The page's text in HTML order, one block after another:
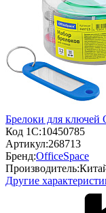
Брелоки для ключей
Код 1С:10450785
Артикул:268713
Бренд:OfficeSpace
Производитель:
Другие